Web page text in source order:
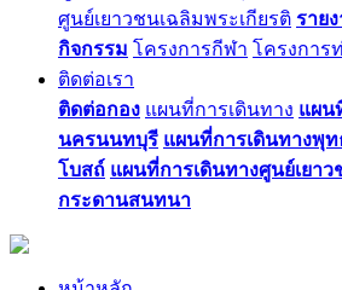
ศูนย์เยาวชนเฉลิมพระเกียรติ ราย
กิจกรรม โครงการกีฬา โครงการ
ติดต่อเรา
ติดต่อกอง แผนที่การเดินทาง แผน
นครนนทบุรี แผนที่การเดินทางพุ
โบสถ์ แผนที่การเดินทางศูนย์เยาว
กระดานสนทนา